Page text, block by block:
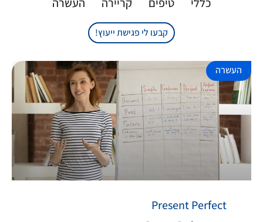
קבעו לי פגישת ייעוץ!
העשרה
Present Perfect